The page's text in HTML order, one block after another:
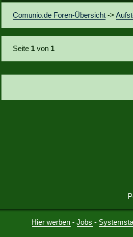
Comunio.de Foren-Übersicht ->
Seite 1 von 1
Hier werben -Jobs -